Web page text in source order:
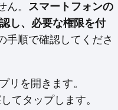
。 スマートフォンの
し、必要な権限を付
手順で確認してくださ
リを開きます。
てタップします。